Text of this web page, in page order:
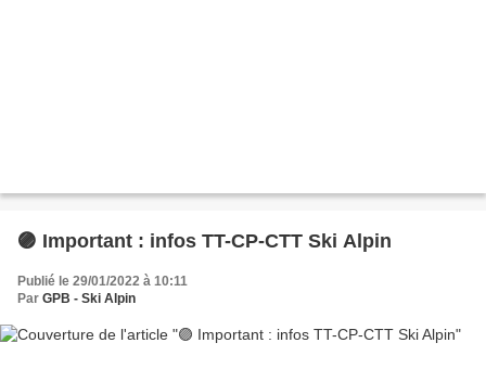
🟣 Important : infos TT-CP-CTT Ski Alpin
Publié le 29/01/2022 à 10:11
Par GPB - Ski Alpin